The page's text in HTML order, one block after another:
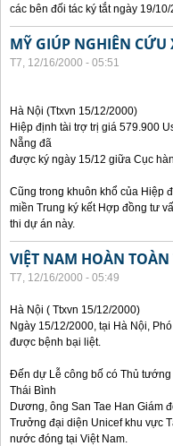
các bên đối tác ký tắt ngày 19/
MỸ GIÚP NGHIÊN
T7, 12/16/2000 - 05:51
Hà Nội (Ttxvn 15/12/2000)
Hiệp định tài trợ trị giá 579.900
Nẵng đã
được ký ngày 15/12 giữa Cục
Cũng trong khuôn khổ của Hiệp
miền Trung ký kết Hợp đồng tư
thi dự án này.
VIỆT NAM HOÀN
T7, 12/16/2000 - 05:49
Hà Nội ( Ttxvn 15/12/2000)
Ngày 15/12/2000, tại Hà Nội,
được bệnh bại liệt.
Đến dự Lễ công bố có Thủ tướng
Thái Bình
Dương, ông San Tae Han Giám
Trưởng đại diện Unicef khu vực
nước đóng tại Việt Nam.